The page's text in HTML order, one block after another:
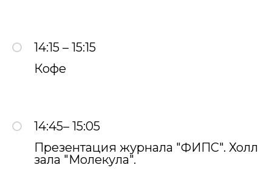
14:15 – 15:15
Кофе
14:45– 15:05
Презентация журнала "ФИПС". Холл
зала "Молекула".